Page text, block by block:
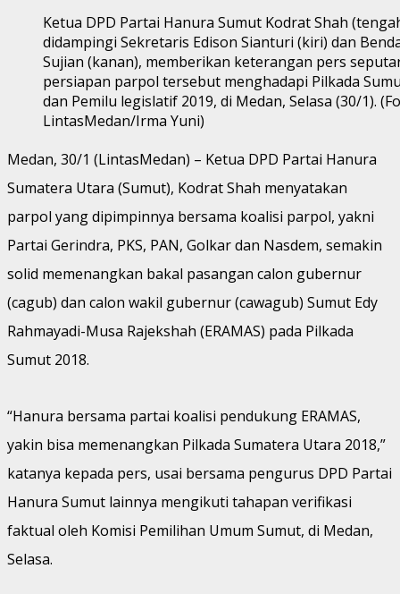
Ketua DPD Partai Hanura Sumut Kodrat Shah
didampingi Sekretaris Edison Sianturi (kiri) dan
Sujian (kanan), memberikan keterangan pers
persiapan parpol tersebut menghadapi Pilkada
dan Pemilu legislatif 2019, di Medan, Selasa (30/1).
LintasMedan/Irma Yuni)
Medan, 30/1 (LintasMedan) – Ketua DPD Partai Hanura
Sumatera Utara (Sumut), Kodrat Shah menyatakan
parpol yang dipimpinnya bersama koalisi parpol, yakni
Partai Gerindra, PKS, PAN, Golkar dan Nasdem, semakin
solid memenangkan bakal pasangan calon gubernur
(cagub) dan calon wakil gubernur (cawagub) Sumut Edy
Rahmayadi-Musa Rajekshah (ERAMAS) pada Pilkada
Sumut 2018.
“Hanura bersama partai koalisi pendukung ERAMAS,
yakin bisa memenangkan Pilkada Sumatera Utara 2018,”
katanya kepada pers, usai bersama pengurus DPD Partai
Hanura Sumut lainnya mengikuti tahapan verifikasi
faktual oleh Komisi Pemilihan Umum Sumut, di Medan,
Selasa.